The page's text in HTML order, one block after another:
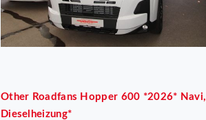
Other Roadfans Hopper 600 *2026* Navi,
Dieselheizung*